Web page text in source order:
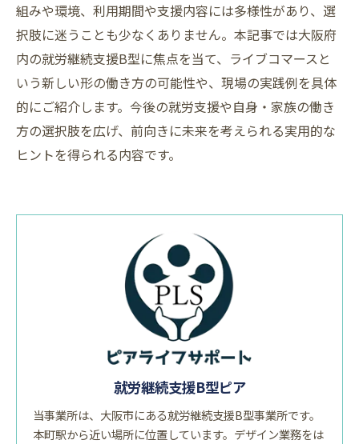
組みや環境、利用期間や支援内容には多様性があり、選
択肢に迷うことも少なくありません。本記事では大阪府
内の就労継続支援B型に焦点を当て、ライブコマースと
いう新しい形の働き方の可能性や、現場の実践例を具体
的にご紹介します。今後の就労支援や自身・家族の働き
方の選択肢を広げ、前向きに未来を考えられる実用的な
ヒントを得られる内容です。
就労継続支援B型ピア
当事業所は、大阪市にある就労継続支援B型事業所です。
本町駅から近い場所に位置しています。デザイン業務をは